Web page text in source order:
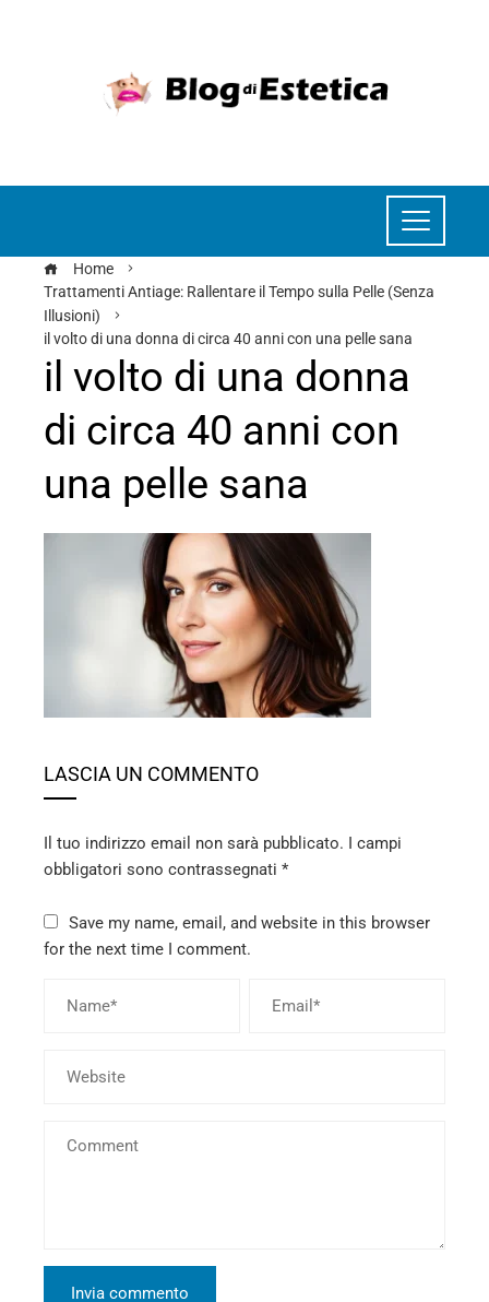
Home
Trattamenti Antiage: Rallentare il Tempo sulla Pelle (Senza
Illusioni)
il volto di una donna di circa 40 anni con una pelle sana
il volto di una donna
di circa 40 anni con
una pelle sana
LASCIA UN COMMENTO
Il tuo indirizzo email non sarà pubblicato. I campi
obbligatori sono contrassegnati *
Save my name, email, and website in this browser
for the next time I comment.